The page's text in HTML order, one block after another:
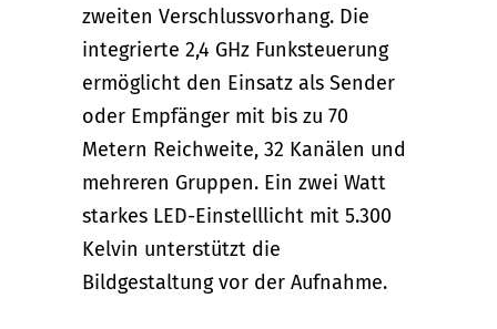
zweiten Verschlussvorhang. Die
integrierte 2,4 GHz Funksteuerung
ermöglicht den Einsatz als Sender
oder Empfänger mit bis zu 70
Metern Reichweite, 32 Kanälen und
mehreren Gruppen. Ein zwei Watt
starkes LED-Einstelllicht mit 5.300
Kelvin unterstützt die
Bildgestaltung vor der Aufnahme.